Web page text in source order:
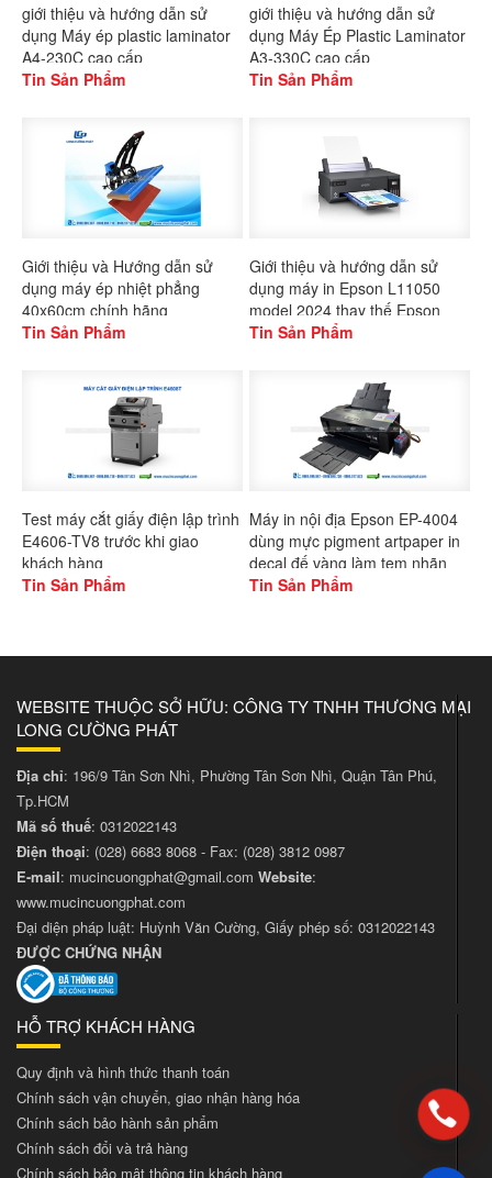
giới thiệu và hướng dẫn sử
dụng Máy ép plastic laminator
A4-230C cao cấp
Tin Sản Phẩm
giới thiệu và hướng dẫn sử
dụng Máy Ép Plastic Laminator
A3-330C cao cấp
Tin Sản Phẩm
Giới thiệu và Hướng dẫn sử
dụng máy ép nhiệt phẳng
40x60cm chính hãng
Gaoshang
Tin Sản Phẩm
Giới thiệu và hướng dẫn sử
dụng máy in Epson L11050
model 2024 thay thế Epson
L1300
Tin Sản Phẩm
Test máy cắt giấy điện lập trình
E4606-TV8 trước khi giao
khách hàng
Tin Sản Phẩm
Máy in nội địa Epson EP-4004
dùng mực pigment artpaper in
decal đế vàng làm tem nhãn
Tin Sản Phẩm
WEBSITE THUỘC SỞ HỮU: CÔNG TY TNHH THƯƠNG MẠI
LONG CƯỜNG PHÁT
Địa chỉ: 196/9 Tân Sơn Nhì, Phường Tân Sơn Nhì, Quận Tân Phú,
Tp.HCM
Mã số thuế: 0312022143
Điện thoại: (028) 6683 8068 - Fax: (028) 3812 0987
E-mail: mucincuongphat@gmail.com Website:
www.mucincuongphat.com
Đại diện pháp luật: Huỳnh Văn Cường, Giấy phép số: 0312022143
ĐƯỢC CHỨNG NHẬN
HỖ TRỢ KHÁCH HÀNG
Quy định và hình thức thanh toán
Chính sách vận chuyển, giao nhận hàng hóa
Chính sách bảo hành sản phẩm
Chính sách đổi và trả hàng
Chính sách bảo mật thông tin khách hàng